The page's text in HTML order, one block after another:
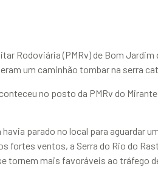
Rodoviária (PMRv) de Bom
um caminhão tombar na serra
no posto da PMRv do
parado no local para aguardar
fortes ventos, a Serra do Rio do
tornem mais favoráveis ao tráfego